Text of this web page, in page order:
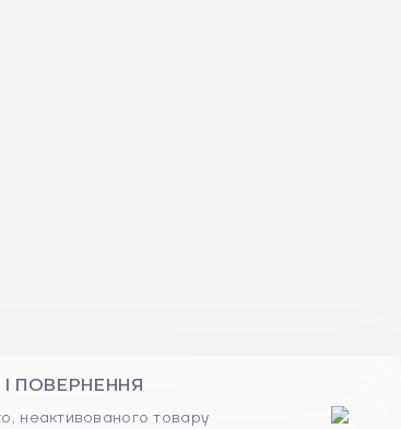
ПОВЕРНЕННЯ
неактивованого товару